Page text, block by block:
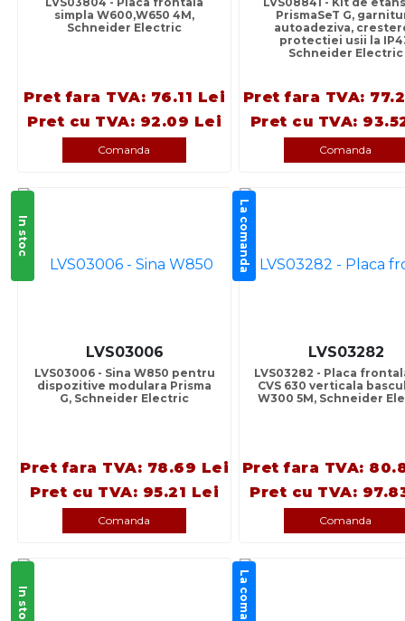
simpla W600,W650 4M,
Schneider Electric
Pret fara TVA: 76.11 Lei
Pret cu TVA: 92.09 Lei
Comanda
PrismaSeT G,
autoadeziva,
protectiei usii la
Schneider Electric
Pret fara TVA:
Pret cu TVA:
Comanda
In stoc
LVS03006
LVS03006 - Sina W850 pentru
dispozitive modulara Prisma
G, Schneider Electric
Pret fara TVA: 78.69 Lei
Pret cu TVA: 95.21 Lei
Comanda
La comanda
LVS03282
LVS03282 - Placa
CVS 630 verticala
W300 5M, Schneider
Pret fara TVA:
Pret cu TVA:
Comanda
In stoc